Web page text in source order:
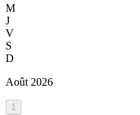
M
J
V
S
D
Août 2026
1